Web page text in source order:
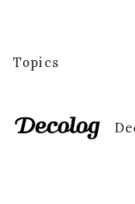
Topics